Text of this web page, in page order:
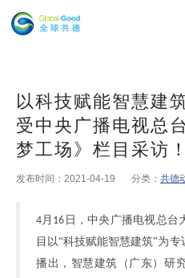
以科技赋能智慧建
受中央广播电视总
梦工场》栏目采访！
发布时间：2021-04-19 分类： 共德
4月 16 日 ，中央广播电视总台
目 以“科技赋能智慧建筑”为专
播出 ， 智慧建筑（广东）研